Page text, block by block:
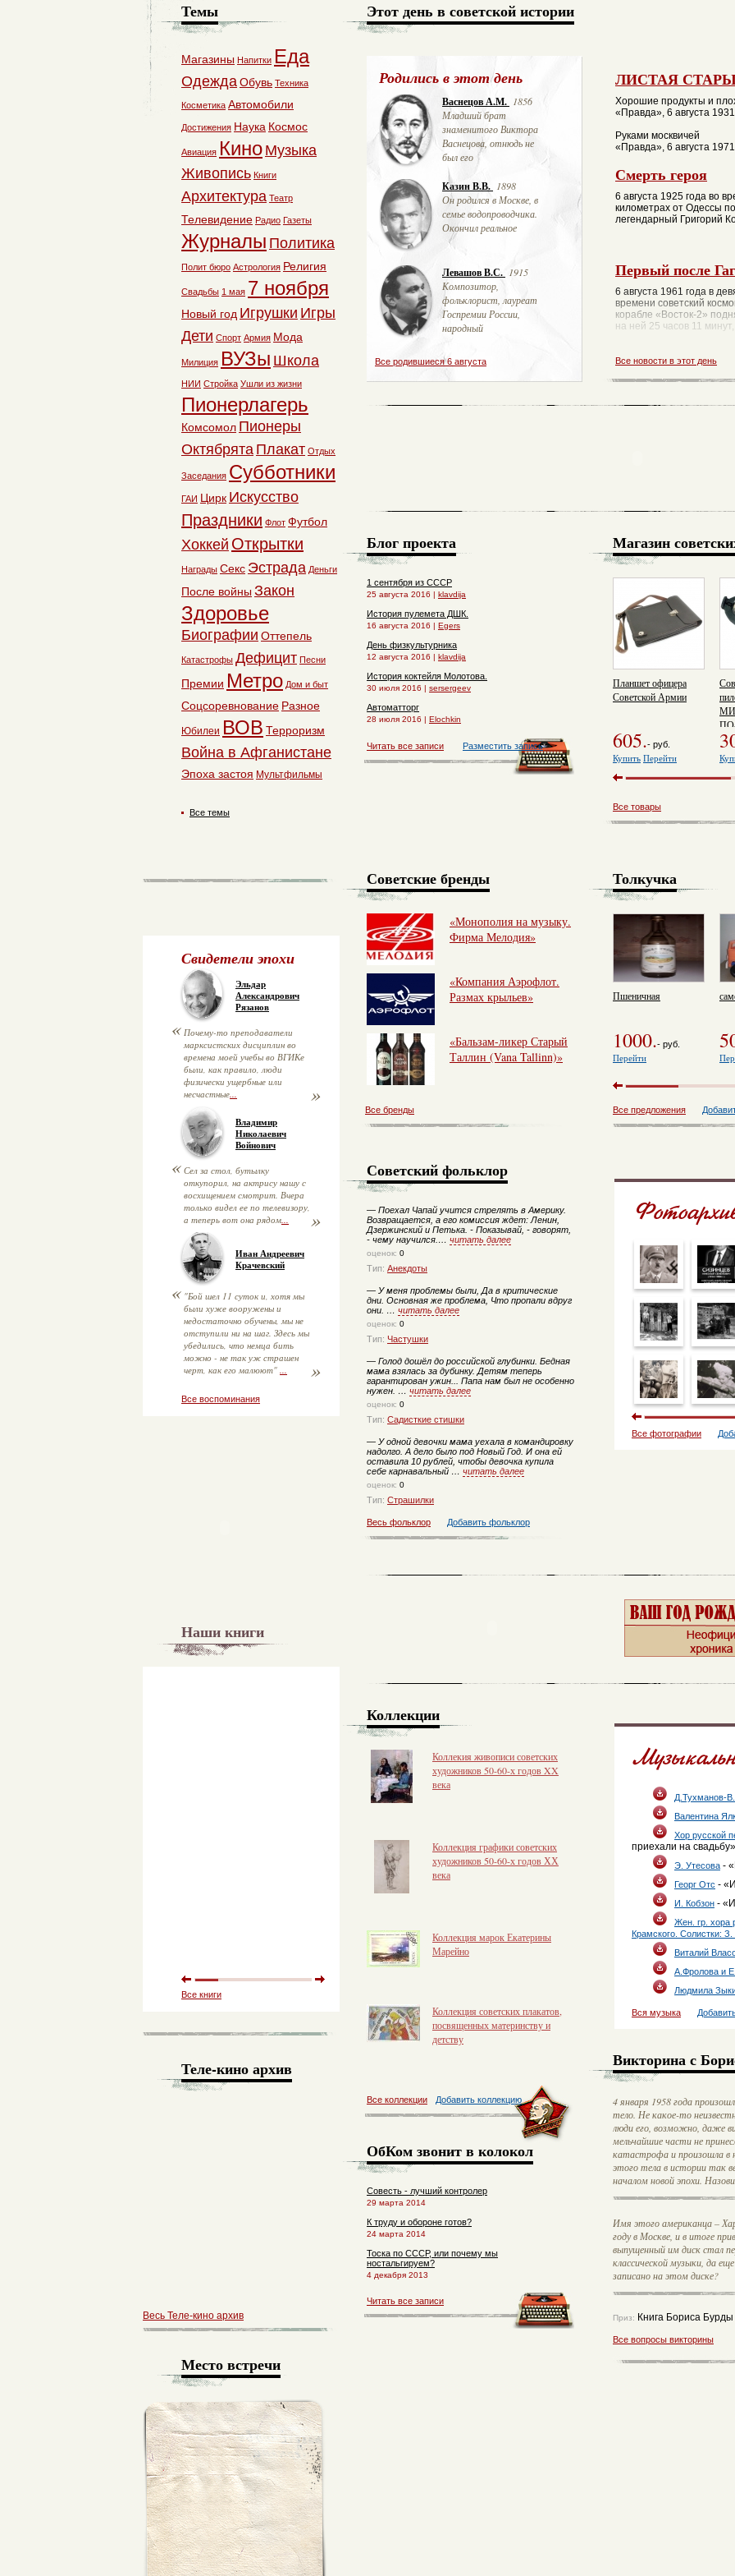
Темы
Магазины Напитки Еда
ОдеждаОбувь Техника
Косметика Автомобили
Достижения Наука Космос
Авиация Кино Музыка
Живопись Книги
Архитектура Театр
Телевидение Радио Газеты
Журналы Политика
Полит бюро Астрология Религия
Свадьбы 1 мая 7 ноября
Новый год Игрушки Игры
Дети Спорт Армия Мода
Милиция ВУЗы Школа
НИИ Стройка Ушли из жизни
Пионерлагерь
Комсомол Пионеры
Октябрята Плакат Отдых
Заседания Субботники
ГАИ Цирк Искусство
Праздники Флот Футбол
Хоккей Открытки
Награды Секс Эстрада Деньги
После войны Закон
Здоровье
Биографии Оттепель
Катастрофы Дефицит Песни
Премии Метро Дом и быт
Соцсоревнование Разное
Юбилеи ВОВ Терроризм
Война в Афганистане
Эпоха застоя Мультфильмы
Все темы
Свидетели эпохи
Эльдар
Александрович
Рязанов
«
»
Почему-то преподаватели
марксистских дисциплин во
времена моей учебы во ВГИКе
были, как правило, люди
физически ущербные или
несчастные...
Владимир
Николаевич
Войнович
«
»
Сел за стол, бутылку
откупорил, на актрису нашу с
восхищением смотрит. Вчера
только видел ее по телевизору,
а теперь вот она рядом...
Иван Андреевич
Крачевский
«
»
"Бой шел 11 суток и, хотя мы
были хуже вооружены и
недостаточно обучены, мы не
отступили ни на шаг. Здесь мы
убедились, что немца бить
можно - не так уж страшен
черт, как его малюют" ...
Все воспоминания
Наши книги
Все книги
Теле-кино архив
Весь Теле-кино архив
Место встречи
Этот день в советской истории
Родились в этот день
Васнецов А.М. 1856
Младший брат
знаменитого Виктора
Васнецова, отнюдь не
был его
Казин В.В. 1898
Он родился в Москве, в
семье водопроводчика.
Окончил реальное
Левашов В.С. 1915
Композитор,
фольклорист, лауреат
Госпремии России,
народный
Все родившиеся 6 августа
ЛИСТАЯ
Хорошие продукты и
«Правда», 6 августа
Руками москвичей
«Правда», 6 августа
Смерть героя
6 августа 1925 года во
километрах от Одессы
легендарный Григорий
Первый после
6 августа 1961 года в
времени советский
корабле «Восток-2»
на ней 25 часов 11
Все новости в этот день
Блог проекта
1 сентября из СССР
25 августа 2016 | klavdija
История пулемета ДШК.
16 августа 2016 | Egers
День физкультурника
12 августа 2016 | klavdija
История коктейля Молотова.
30 июля 2016 | sersergeev
Автоматторг
28 июля 2016 | Elochkin
Читать все записи Разместить запись
Магазин
Планшет офицера
Советской Армии
605.- руб.
Купить Перейти
Все товары
Советские бренды
«Монополия на музыку.
Фирма Мелодия»
«Компания Аэрофлот.
Размах крыльев»
«Бальзам-ликер Старый
Таллин (Vana Tallinn)»
Все бренды
Толкучка
Пшеничная
1000.- руб.
Перейти
Все предложения
Советский фольклор
— Поехал Чапай учится стрелять в Америку.
Возвращается, а его комиссия ждет: Ленин,
Дзержинский и Петька. - Показывай, - говорят,
- чему научился.… читать далее
оценок: 0
Тип: Анекдоты
— У меня проблемы были, Да в критические
дни. Основная же проблема, Что пропали вдруг
они. … читать далее
оценок: 0
Тип: Частушки
— Голод дошёл до российской глубинки. Бедная
мама взялась за дубинку. Детям теперь
гарантирован ужин... Папа нам был не особенно
нужен. … читать далее
оценок: 0
Тип: Садисткие стишки
— У одной девочки мама уехала в командировку
надолго. А дело было под Новый Год. И она ей
оставила 10 рублей, чтобы девочка купила
себе карнавальный … читать далее
оценок: 0
Тип: Страшилки
Весь фольклор Добавить фольклор
Все фотографии
Коллекции
Коллекия живописи советских
художников 50-60-х годов XX
века
Коллекция графики советских
художников 50-60-х годов ХХ
века
Коллекция марок Екатерины
Марейно
Коллекция советских плакатов,
посвященных материнству и
детству
Все коллекции Добавить коллекцию
ОбКом звонит в колокол
Совесть - лучший контролер
29 марта 2014
К труду и обороне готов?
24 марта 2014
Тоска по СССР, или почему мы
ностальгируем?
4 декабря 2013
Читать все записи
Д.Тухманов-
Валентина
Хор русской
приехали на свадьбу»
Э. Утесова -
Георг Отс -
И. Кобзон -
Жен. гр. хора
Крамского. Солистки:
Виталий
А.Фролова и
Людмила
Вся музыка
Викторина с
4 января 1958 года
тело. Не какое-то
люди его, возможно, даже
мельчайшие части не
катастрофа и произошла в
этого тела в истории так
началом новой эпохи.
Имя этого американца –
году в Москве, и в итоге
выпущенный им диск стал
классической музыки, да
записано на этом диске?
Приз: Книга Бориса Бурды
Все вопросы викторины